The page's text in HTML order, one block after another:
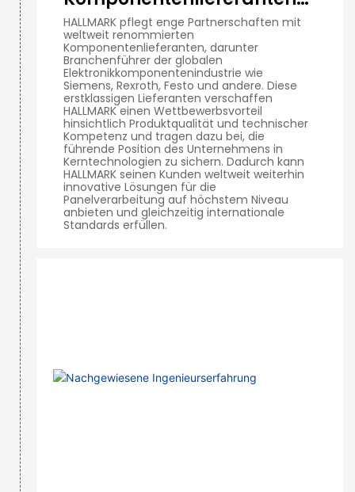
Arke
HALLMARK pflegt enge Partnerschaften mit
weltweit renommierten
Komponentenlieferanten, darunter
Branchenführer der globalen
Elektronikkomponentenindustrie wie
Siemens, Rexroth, Festo und andere. Diese
erstklassigen Lieferanten verschaffen
HALLMARK einen Wettbewerbsvorteil
hinsichtlich Produktqualität und technischer
Kompetenz und tragen dazu bei, die
führende Position des Unternehmens in
Kerntechnologien zu sichern. Dadurch kann
HALLMARK seinen Kunden weltweit weiterhin
innovative Lösungen für die
Panelverarbeitung auf höchstem Niveau
anbieten und gleichzeitig internationale
Standards erfüllen.